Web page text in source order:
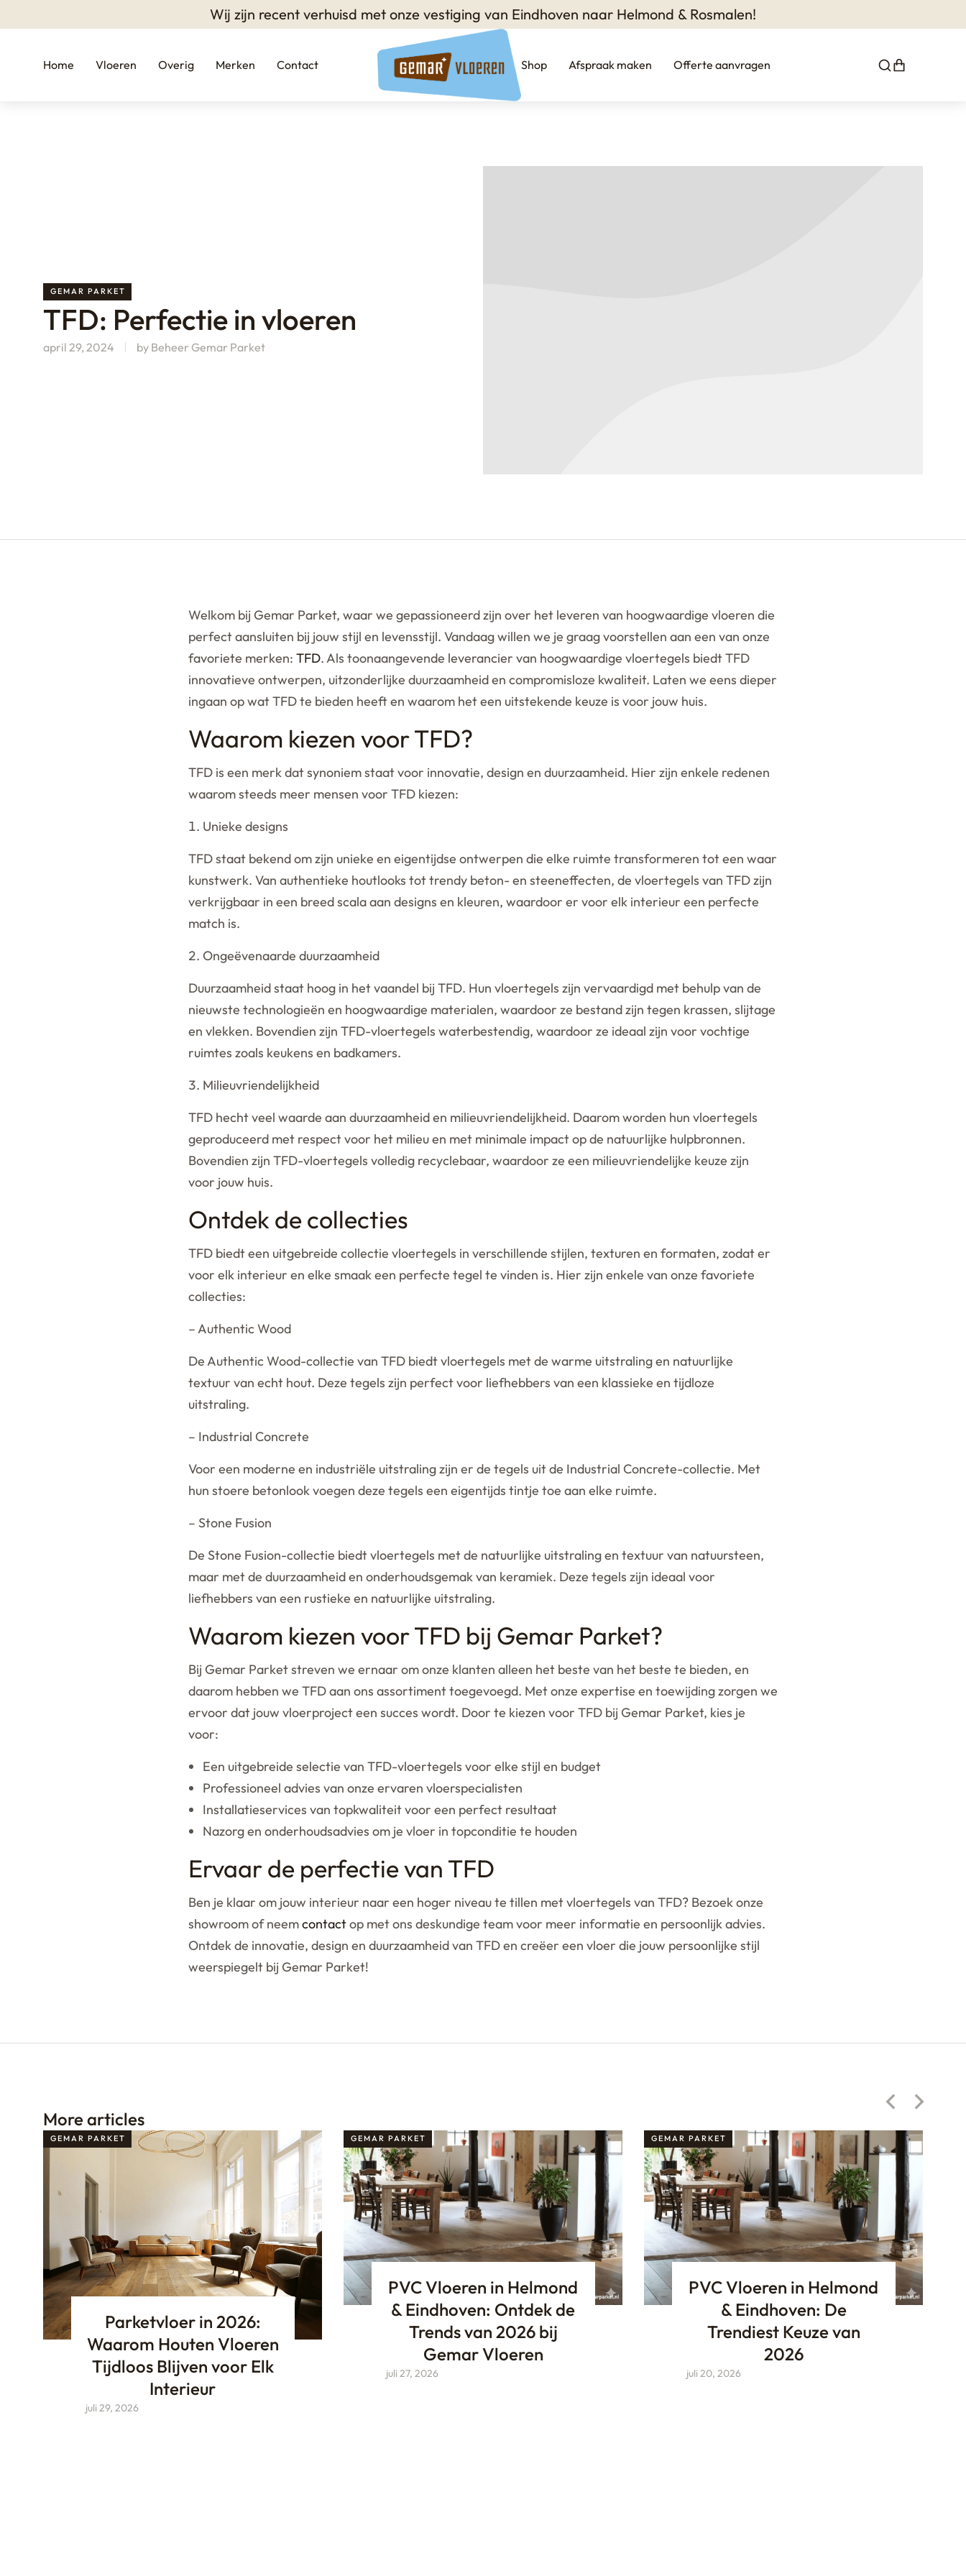
Wij zijn recent verhuisd met onze vestiging van Eindhoven naar Helmond & Rosmalen!
Home Vloeren Overig Merken Contact Shop Afspraak maken Offerte aanvragen
GEMAR PARKET
TFD: Perfectie in vloeren
april 29, 2024 by Beheer Gemar Parket
Welkom bij Gemar Parket, waar we gepassioneerd zijn over het leveren van hoogwaardige vloeren die
perfect aansluiten bij jouw stijl en levensstijl. Vandaag willen we je graag voorstellen aan een van onze
favoriete merken: TFD. Als toonaangevende leverancier van hoogwaardige vloertegels biedt TFD
innovatieve ontwerpen, uitzonderlijke duurzaamheid en compromisloze kwaliteit. Laten we eens dieper
ingaan op wat TFD te bieden heeft en waarom het een uitstekende keuze is voor jouw huis.
Waarom kiezen voor TFD?
TFD is een merk dat synoniem staat voor innovatie, design en duurzaamheid. Hier zijn enkele redenen
waarom steeds meer mensen voor TFD kiezen:
Unieke designs
TFD staat bekend om zijn unieke en eigentijdse ontwerpen die elke ruimte transformeren tot een waar
kunstwerk. Van authentieke houtlooks tot trendy beton- en steeneffecten, de vloertegels van TFD zijn
verkrijgbaar in een breed scala aan designs en kleuren, waardoor er voor elk interieur een perfecte
match is.
Ongeëvenaarde duurzaamheid
Duurzaamheid staat hoog in het vaandel bij TFD. Hun vloertegels zijn vervaardigd met behulp van de
nieuwste technologieën en hoogwaardige materialen, waardoor ze bestand zijn tegen krassen, slijtage
en vlekken. Bovendien zijn TFD-vloertegels waterbestendig, waardoor ze ideaal zijn voor vochtige
ruimtes zoals keukens en badkamers.
Milieuvriendelijkheid
TFD hecht veel waarde aan duurzaamheid en milieuvriendelijkheid. Daarom worden hun vloertegels
geproduceerd met respect voor het milieu en met minimale impact op de natuurlijke hulpbronnen.
Bovendien zijn TFD-vloertegels volledig recyclebaar, waardoor ze een milieuvriendelijke keuze zijn
voor jouw huis.
Ontdek de collecties
TFD biedt een uitgebreide collectie vloertegels in verschillende stijlen, texturen en formaten, zodat er
voor elk interieur en elke smaak een perfecte tegel te vinden is. Hier zijn enkele van onze favoriete
collecties:
– Authentic Wood
De Authentic Wood-collectie van TFD biedt vloertegels met de warme uitstraling en natuurlijke
textuur van echt hout. Deze tegels zijn perfect voor liefhebbers van een klassieke en tijdloze
uitstraling.
– Industrial Concrete
Voor een moderne en industriële uitstraling zijn er de tegels uit de Industrial Concrete-collectie. Met
hun stoere betonlook voegen deze tegels een eigentijds tintje toe aan elke ruimte.
– Stone Fusion
De Stone Fusion-collectie biedt vloertegels met de natuurlijke uitstraling en textuur van natuursteen,
maar met de duurzaamheid en onderhoudsgemak van keramiek. Deze tegels zijn ideaal voor
liefhebbers van een rustieke en natuurlijke uitstraling.
Waarom kiezen voor TFD bij Gemar Parket?
Bij Gemar Parket streven we ernaar om onze klanten alleen het beste van het beste te bieden, en
daarom hebben we TFD aan ons assortiment toegevoegd. Met onze expertise en toewijding zorgen we
ervoor dat jouw vloerproject een succes wordt. Door te kiezen voor TFD bij Gemar Parket, kies je
voor:
Een uitgebreide selectie van TFD-vloertegels voor elke stijl en budget
Professioneel advies van onze ervaren vloerspecialisten
Installatieservices van topkwaliteit voor een perfect resultaat
Nazorg en onderhoudsadvies om je vloer in topconditie te houden
Ervaar de perfectie van TFD
Ben je klaar om jouw interieur naar een hoger niveau te tillen met vloertegels van TFD? Bezoek onze
showroom of neemcontactop met ons deskundige team voor meer informatie en persoonlijk advies.
Ontdek de innovatie, design en duurzaamheid van TFD en creëer een vloer die jouw persoonlijke stijl
weerspiegelt bij Gemar Parket!
More articles
GEMAR PARKET
Parketvloer in 2026:
Waarom Houten Vloeren
Tijdloos Blijven voor Elk
Interieur
juli 29, 2026
GEMAR PARKET
PVC Vloeren in Helmond
& Eindhoven: Ontdek de
Trends van 2026 bij
Gemar Vloeren
juli 27, 2026
GEMAR PARKET
PVC Vloeren in Helmond
& Eindhoven: De
Trendiest Keuze van
2026
juli 20, 2026